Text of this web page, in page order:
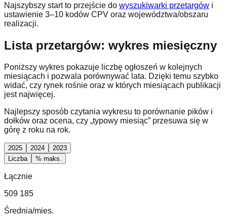
Najszybszy start to przejście do wyszukiwarki przetargów i
ustawienie 3–10 kodów CPV oraz województwa/obszaru
realizacji.
Lista przetargów: wykres miesięczny
Poniższy wykres pokazuje liczbę ogłoszeń w kolejnych
miesiącach i pozwala porównywać lata. Dzięki temu szybko
widać, czy rynek rośnie oraz w których miesiącach publikacji
jest najwięcej.
Najlepszy sposób czytania wykresu to porównanie pików i
dołków oraz ocena, czy „typowy miesiąc” przesuwa się w
górę z roku na rok.
2025 2024
2023
Liczba
% maks.
Łącznie
509 185
Średnia/mies.